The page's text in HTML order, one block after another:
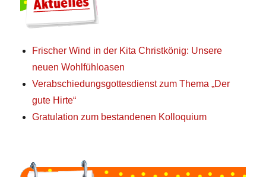
Frischer Wind in der Kita Christkönig: Unsere
neuen Wohlfühloasen
Verabschiedungsgottesdienst zum Thema „Der
gute Hirte“
Gratulation zum bestandenen Kolloquium